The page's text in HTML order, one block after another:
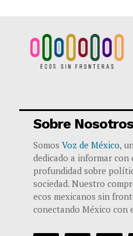
Sobre Nosotros
Somos Voz de México,
dedicado a informar con
profundidad sobre
sociedad. Nuestro
ecos mexicanos sin
conectando México con